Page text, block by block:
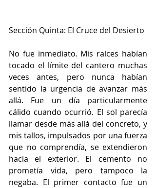
Sección Quinta: El Cruce del Desierto
No fue inmediato. Mis raíces habían
tocado el límite del cantero muchas
veces antes, pero nunca habían
sentido la urgencia de avanzar más
allá. Fue un día particularmente
cálido cuando ocurrió. El sol parecía
llamar desde más allá del concreto, y
mis tallos, impulsados por una fuerza
que no comprendía, se extendieron
hacia el exterior. El cemento no
prometía vida, pero tampoco la
negaba. El primer contacto fue un